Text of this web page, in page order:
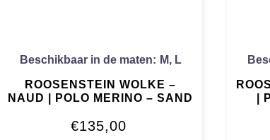
Beschikbaar in de maten: M, L
ROOSENSTEIN WOLKE –
NAUD | POLO MERINO – SAND
€135,00
|